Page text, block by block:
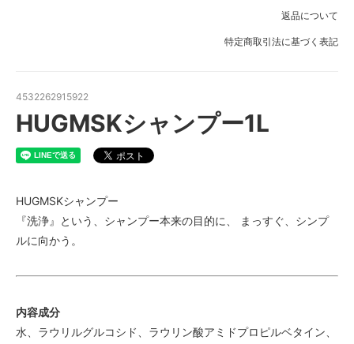
返品について
特定商取引法に基づく表記
4532262915922
HUGMSKシャンプー1L
HUGMSKシャンプー
『洗浄』という、シャンプー本来の目的に、 まっすぐ、シンプ
ルに向かう。
内容成分
水、ラウリルグルコシド、ラウリン酸アミドプロピルベタイン、